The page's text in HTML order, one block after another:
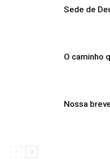
Sede de
O caminho
Nossa